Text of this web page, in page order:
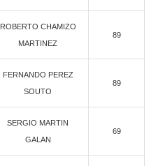
ROBERTO CHAMIZO
MARTINEZ
89
FERNANDO PEREZ
SOUTO
89
SERGIO MARTIN
GALAN
69